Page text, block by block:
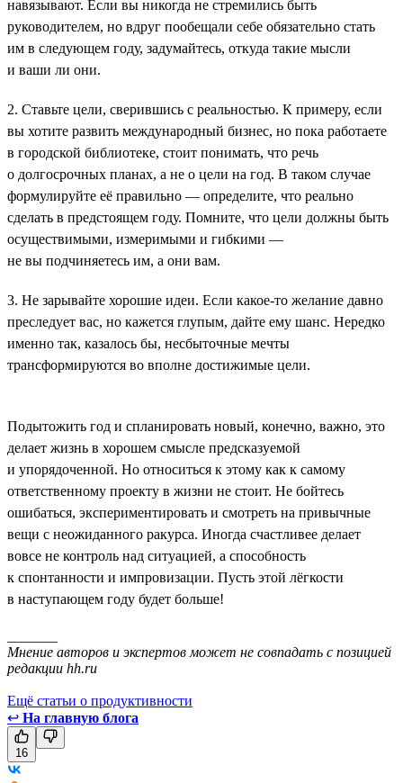
навязывают. Если вы никогда не стремились быть
руководителем, но вдруг пообещали себе обязательно стать
им в следующем году, задумайтесь, откуда такие мысли
и ваши ли они.
2. Ставьте цели, сверившись с реальностью. К примеру, если
вы хотите развить международный бизнес, но пока работаете
в городской библиотеке, стоит понимать, что речь
о долгосрочных планах, а не о цели на год. В таком случае
формулируйте её правильно — определите, что реально
сделать в предстоящем году. Помните, что цели должны быть
осуществимыми, измеримыми и гибкими —
не вы подчиняетесь им, а они вам.
3. Не зарывайте хорошие идеи. Если какое-то желание давно
преследует вас, но кажется глупым, дайте ему шанс. Нередко
именно так, казалось бы, несбыточные мечты
трансформируются во вполне достижимые цели.
Подытожить год и спланировать новый, конечно, важно, это
делает жизнь в хорошем смысле предсказуемой
и упорядоченной. Но относиться к этому как к самому
ответственному проекту в жизни не стоит. Не бойтесь
ошибаться, экспериментировать и смотреть на привычные
вещи с неожиданного ракурса. Иногда счастливее делает
вовсе не контроль над ситуацией, а способность
к спонтанности и импровизации. Пусть этой лёгкости
в наступающем году будет больше!
Мнение авторов и экспертов может не совпадать с позицией
редакции hh.ru
Ещё статьи о продуктивности
↩ На главную блога
16